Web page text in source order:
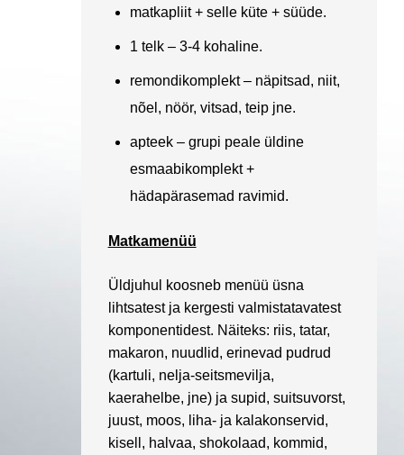
matkapliit + selle küte + süüde.
1 telk – 3-4 kohaline.
remondikomplekt – näpitsad, niit,
nõel, nöör, vitsad, teip jne.
apteek – grupi peale üldine
esmaabikomplekt +
hädapärasemad ravimid.
Matkamenüü
Üldjuhul koosneb menüü üsna
lihtsatest ja kergesti valmistatavatest
komponentidest. Näiteks: riis, tatar,
makaron, nuudlid, erinevad pudrud
(kartuli, nelja-seitsmevilja,
kaerahelbe, jne) ja supid, suitsuvorst,
juust, moos, liha- ja kalakonservid,
kisell, halvaa, shokolaad, kommid,